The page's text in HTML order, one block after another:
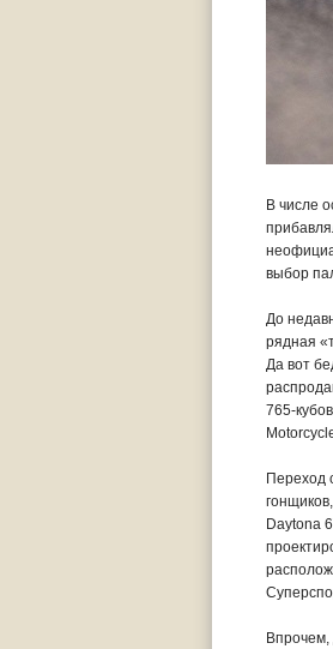
В числе
выбор
До
рядная
Да вот
765-
Переход
Daytona
Впрочем,